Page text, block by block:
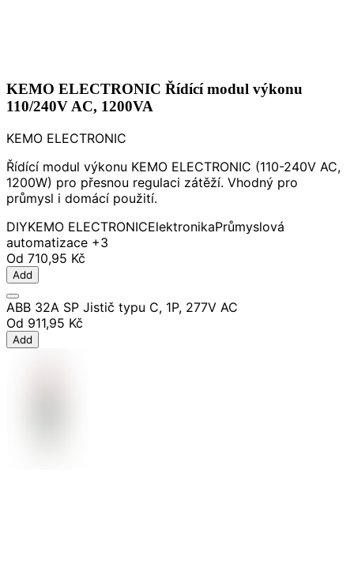
KEMO ELECTRONIC Řídící modul výkonu
110/240V AC, 1200VA
KEMO ELECTRONIC
Řídící modul výkonu KEMO ELECTRONIC (110-240V AC,
1200W) pro přesnou regulaci zátěží. Vhodný pro
průmysl i domácí použití.
DIYKEMO ELECTRONICElektronikaPrůmyslová
automatizace +3
Od 710,95 Kč
Add
ABB 32A SP Jistič typu C, 1P, 277V AC
Od 911,95 Kč
Add